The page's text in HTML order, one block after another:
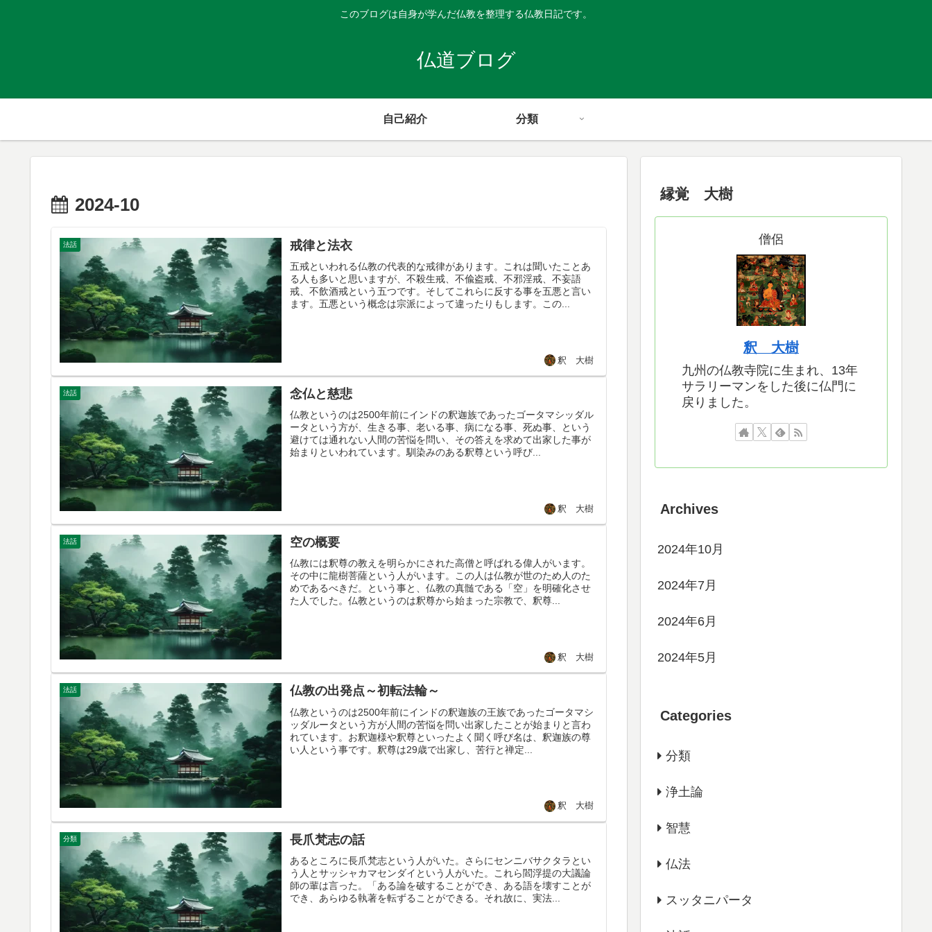
このブログは自身が学んだ仏教を整理する仏教日記です。
仏道ブログ
自己紹介 分類
2024-10
法話 戒律と法衣
五戒といわれる仏教の代表的な戒律があります。これは聞いたことあ
る人も多いと思いますが、不殺生戒、不偸盗戒、不邪淫戒、不妄語
戒、不飲酒戒という五つです。そしてこれらに反する事を五悪と言い
ます。五悪という概念は宗派によって違ったりもします。この...
釈 大樹
法話 念仏と慈悲
仏教というのは2500年前にインドの釈迦族であったゴータマシッダル
ータという方が、生きる事、老いる事、病になる事、死ぬ事、という
避けては通れない人間の苦悩を問い、その答えを求めて出家した事が
始まりといわれています。馴染みのある釈尊という呼び...
釈 大樹
法話 空の概要
仏教には釈尊の教えを明らかにされた高僧と呼ばれる偉人がいます。
その中に龍樹菩薩という人がいます。この人は仏教が世のため人のた
めであるべきだ。という事と、仏教の真髄である「空」を明確化させ
た人でした。仏教というのは釈尊から始まった宗教で、釈尊...
釈 大樹
法話 仏教の出発点～初転法輪～
仏教というのは2500年前にインドの釈迦族の王族であったゴータマシ
ッダルータという方が人間の苦悩を問い出家したことが始まりと言わ
れています。お釈迦様や釈尊といったよく聞く呼び名は、釈迦族の尊
い人という事です。釈尊は29歳で出家し、苦行と禅定...
釈 大樹
分類 長爪梵志の話
あるところに長爪梵志という人がいた。さらにセンニバサクタラとい
う人とサッシャカマセンダイという人がいた。これら閻浮提の大議論
師の輩は言った。「ある論を破することができ、ある語を壊すことが
でき、あらゆる執著を転ずることができる。それ故に、実法...
縁覚 大樹
僧侶
釈 大樹
九州の仏教寺院に生まれ、13年
サラリーマンをした後に仏門に
戻りました。
Archives
2024年10月
2024年7月
2024年6月
2024年5月
Categories
分類
浄土論
智慧
仏法
スッタニパータ